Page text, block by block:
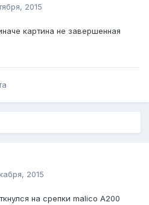
2015
картина не завершенная
2015
на срепки malico A200